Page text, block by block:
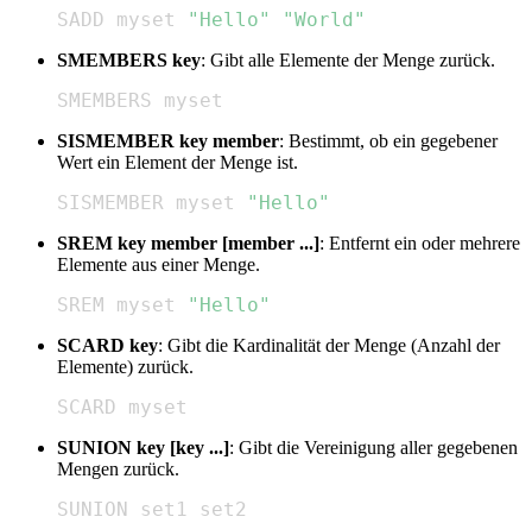
SADD myset "Hello" "World"
SMEMBERS key: Gibt alle Elemente der Menge zurück.
SMEMBERS myset
SISMEMBER key member: Bestimmt, ob ein gegebener
Wert ein Element der Menge ist.
SISMEMBER myset "Hello"
SREM key member [member ...]: Entfernt ein oder mehrere
Elemente aus einer Menge.
SREM myset "Hello"
SCARD key: Gibt die Kardinalität der Menge (Anzahl der
Elemente) zurück.
SCARD myset
SUNION key [key ...]: Gibt die Vereinigung aller gegebenen
Mengen zurück.
SUNION set1 set2